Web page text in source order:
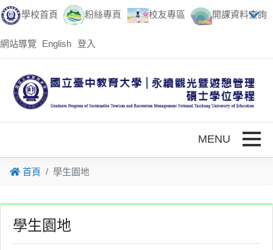
跳到主要內容
學校首頁 粉絲專頁 校友專區 開課資料查詢
網站導覽 English 登入
首頁 學生園地
學生園地